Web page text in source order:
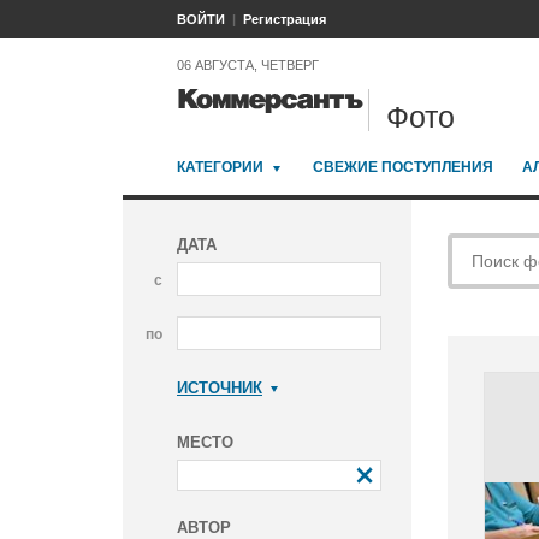
ВОЙТИ Регистрация
06 АВГУСТА, ЧЕТВЕРГ
Фото
КАТЕГОРИИ СВЕЖИЕ ПОСТУПЛЕНИЯ
ДАТА
с
по
ИСТОЧНИК
МЕСТО
АВТОР